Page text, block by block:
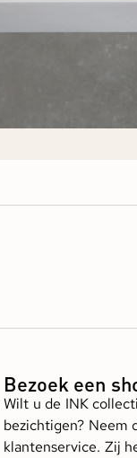
Bezoek een
Wilt u de INK
bezichtigen? Neem
klantenservice. Zij